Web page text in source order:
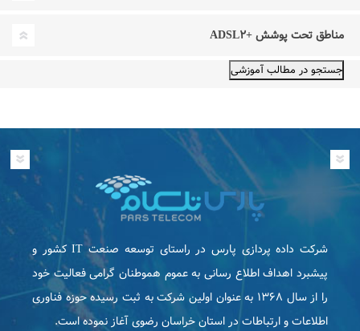
مناطق تحت پوشش +ADSL۲
شرکت داده پردازی پارس در راستای توسعه صنعت IT كشور و
پیشبرد اهداف اطلاع رسانی به عموم هموطنان گرامی فعاليت خود
را از سال ۱۳۶۸ به عنوان اولین شرکت به ثبت رسیده حوزه فناوری
اطلاعات و ارتباطات در استان خراسان رضوی آغاز نموده است.